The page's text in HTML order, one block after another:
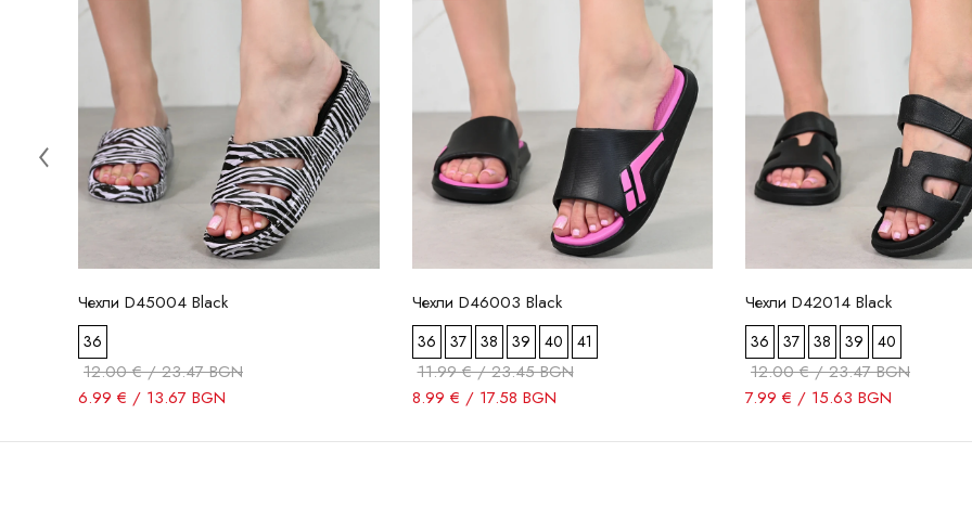
Чехли D45004 Black
36
12.00 € / 23.47 BGN
6.99 € / 13.67 BGN
Чехли D46003 Black
36 37 38 39 40 41
11.99 € / 23.45 BGN
8.99 € / 17.58 BGN
Чехли D42014 Black
36 37 38 39 40
12.00 € / 23.47 BGN
7.99 € / 15.63 BGN